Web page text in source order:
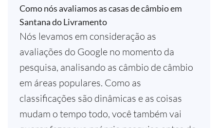
Como nós avaliamos as casas de câmbio em
Santana do Livramento
Nós levamos em consideração as
avaliações do Google no momento da
pesquisa, analisando as câmbio de câmbio
em áreas populares. Como as
classificações são dinâmicas e as coisas
mudam o tempo todo, você também vai